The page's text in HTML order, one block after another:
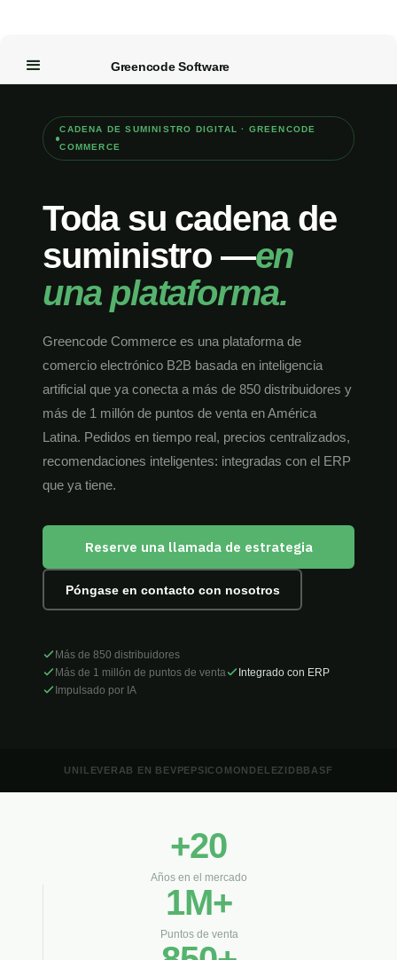
Greencode Software
CADENA DE SUMINISTRO DIGITAL · GREENCODE
COMMERCE
Toda su cadena de
suministro —en
una plataforma.
Greencode Commerce es una plataforma de
comercio electrónico B2B basada en inteligencia
artificial que ya conecta a más de 850 distribuidores y
más de 1 millón de puntos de venta en América
Latina. Pedidos en tiempo real, precios centralizados,
recomendaciones inteligentes: integradas con el ERP
que ya tiene.
Reserve una llamada de estrategia
Póngase en contacto con nosotros
Más de 850 distribuidores
Más de 1 millón de puntos de venta
Integrado con ERP
Impulsado por IA
UNILEVER AB EN BEV PEPSICO MONDELEZ IDB BASF
+20
Años en el mercado
1M+
Puntos de venta